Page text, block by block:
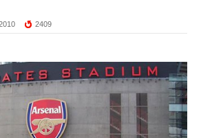
2409